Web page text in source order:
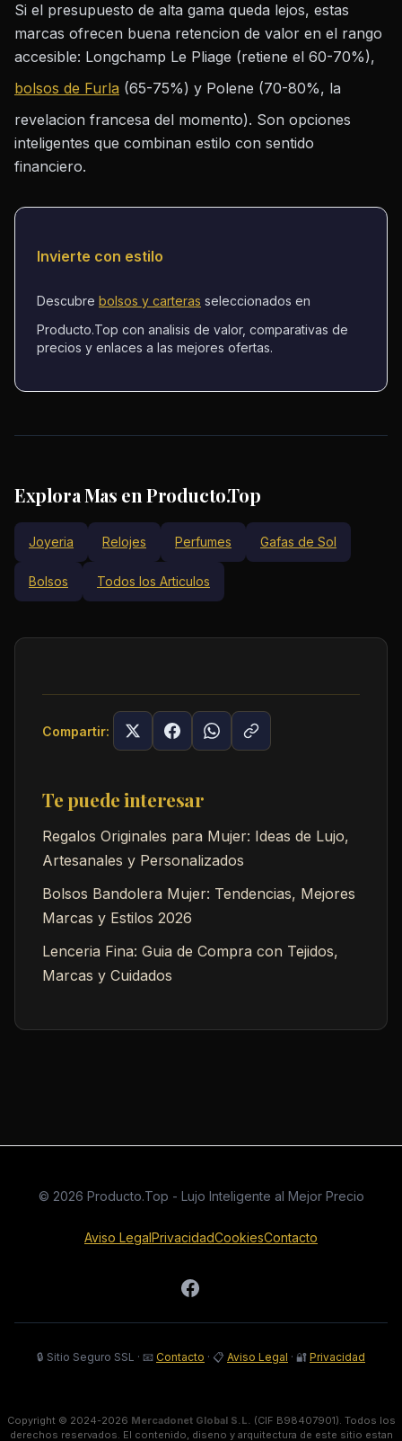
Si el presupuesto de alta gama queda lejos, estas
marcas ofrecen buena retencion de valor en el rango
accesible: Longchamp Le Pliage (retiene el 60-70%),
bolsos de Furla (65-75%) y Polene (70-80%, la
revelacion francesa del momento). Son opciones
inteligentes que combinan estilo con sentido
financiero.
Invierte con estilo
Descubre bolsos y carteras seleccionados en
Producto.Top con analisis de valor, comparativas de
precios y enlaces a las mejores ofertas.
Explora Mas en Producto.Top
Joyeria Relojes Perfumes Gafas de Sol
Bolsos Todos los Articulos
Compartir:
Te puede interesar
Regalos Originales para Mujer: Ideas de Lujo,
Artesanales y Personalizados
Bolsos Bandolera Mujer: Tendencias, Mejores
Marcas y Estilos 2026
Lenceria Fina: Guia de Compra con Tejidos,
Marcas y Cuidados
© 2026 Producto.Top - Lujo Inteligente al Mejor Precio
Aviso LegalPrivacidadCookiesContacto
🔒 Sitio Seguro SSL · 📧 Contacto · 📋 Aviso Legal · 🔐 Privacidad
Copyright © 2024-2026 Mercadonet Global S.L. (CIF B98407901). Todos los
derechos reservados. El contenido, diseno y arquitectura de este sitio estan